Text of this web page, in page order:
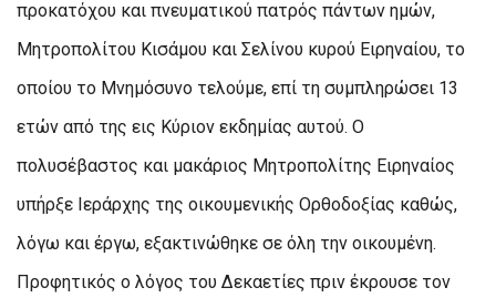
προκατόχου και πνευματικού πατρός πάντων ημών,
Μητροπολίτου Κισάμου και Σελίνου κυρού Ειρηναίου, το
οποίου το Μνημόσυνο τελούμε, επί τη συμπληρώσει 13
ετών από της εις Κύριον εκδημίας αυτού. Ο
πολυσέβαστος και μακάριος Μητροπολίτης Ειρηναίος
υπήρξε Ιεράρχης της οικουμενικής Ορθοδοξίας καθώς,
λόγω και έργω, εξακτινώθηκε σε όλη την οικουμένη.
Προφητικός ο λόγος του Δεκαετίες πριν έκρουσε τον